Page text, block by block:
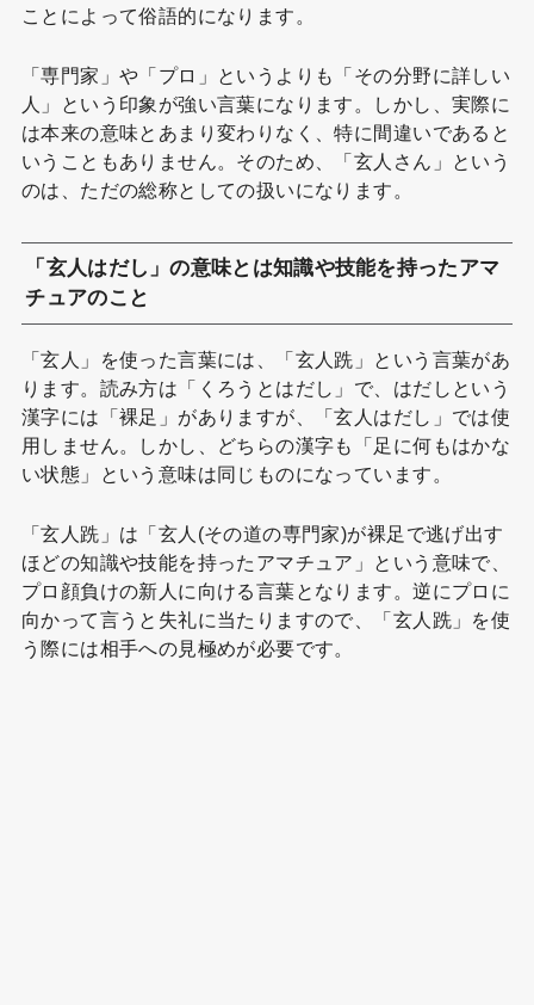
ことによって俗語的になります。
「専門家」や「プロ」というよりも「その分野に詳しい
人」という印象が強い言葉になります。しかし、実際に
は本来の意味とあまり変わりなく、特に間違いであると
いうこともありません。そのため、「玄人さん」という
のは、ただの総称としての扱いになります。
「玄人はだし」の意味とは知識や技能を持ったアマ
チュアのこと
「玄人」を使った言葉には、「玄人跣」という言葉があ
ります。読み方は「くろうとはだし」で、はだしという
漢字には「裸足」がありますが、「玄人はだし」では使
用しません。しかし、どちらの漢字も「足に何もはかな
い状態」という意味は同じものになっています。
「玄人跣」は「玄人(その道の専門家)が裸足で逃げ出す
ほどの知識や技能を持ったアマチュア」という意味で、
プロ顔負けの新人に向ける言葉となります。逆にプロに
向かって言うと失礼に当たりますので、「玄人跣」を使
う際には相手への見極めが必要です。